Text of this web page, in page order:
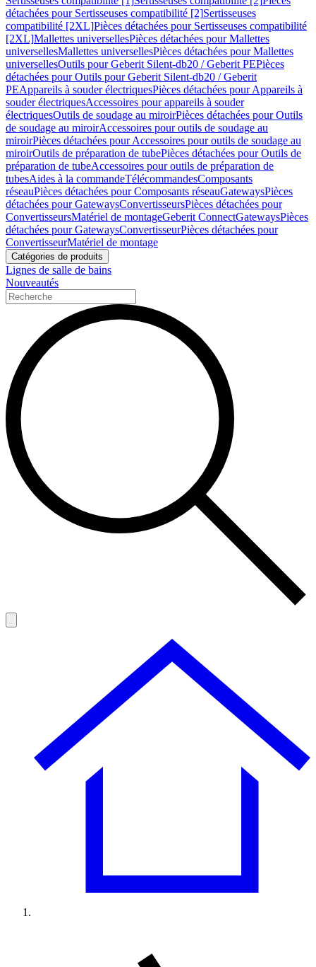
détachées pour Sertisseuses compatibilité [2]Sertisseuses
compatibilité [2XL]Pièces détachées pour Sertisseuses compatibilité
[2XL]Mallettes universellesPièces détachées pour Mallettes
universellesMallettes universellesPièces détachées pour Mallettes
universellesOutils pour Geberit Silent-db20 / Geberit PEPièces
détachées pour Outils pour Geberit Silent-db20 / Geberit
PEAppareils à souder électriquesPièces détachées pour Appareils à
souder électriquesAccessoires pour appareils à souder
électriquesOutils de soudage au miroirPièces détachées pour Outils
de soudage au miroirAccessoires pour outils de soudage au
miroirPièces détachées pour Accessoires pour outils de soudage au
miroirOutils de préparation de tubePièces détachées pour Outils de
préparation de tubeAccessoires pour outils de préparation de
tubesAides à la commandeTélécommandesComposants
réseauPièces détachées pour Composants réseauGatewaysPièces
détachées pour GatewaysConvertisseursPièces détachées pour
ConvertisseursMatériel de montageGeberit ConnectGatewaysPièces
détachées pour GatewaysConvertisseurPièces détachées pour
ConvertisseurMatériel de montage
Catégories de produits
Lignes de salle de bains
Nouveautés